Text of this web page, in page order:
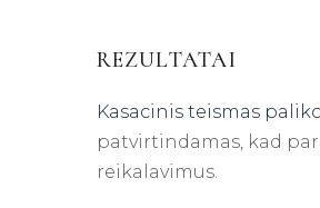
REZULTATAI
Kasacinis teismas
patvirtindamas, kad
reikalavimus.